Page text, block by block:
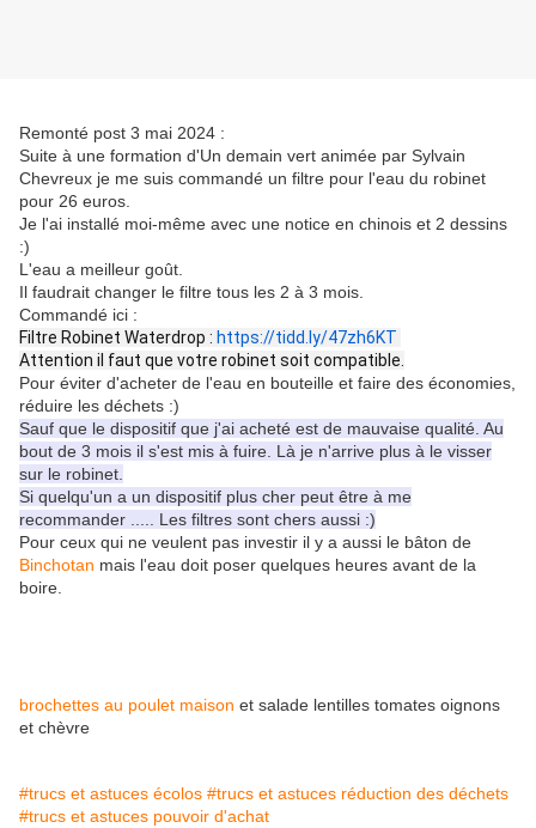
Remonté post 3 mai 2024 :
Suite à une formation d'Un demain vert animée par Sylvain
Chevreux je me suis commandé un filtre pour l'eau du robinet
pour 26 euros.
Je l'ai installé moi-même avec une notice en chinois et 2 dessins
:)
L'eau a meilleur goût.
Il faudrait changer le filtre tous les 2 à 3 mois.
Commandé ici :
Filtre Robinet Waterdrop : https://tidd.ly/47zh6KT
Attention il faut que votre robinet soit compatible.
Pour éviter d'acheter de l'eau en bouteille et faire des économies,
réduire les déchets :)
Sauf que le dispositif que j'ai acheté est de mauvaise qualité. Au
bout de 3 mois il s'est mis à fuire. Là je n'arrive plus à le visser
sur le robinet.
Si quelqu'un a un dispositif plus cher peut être à me
recommander ..... Les filtres sont chers aussi :)
Pour ceux qui ne veulent pas investir il y a aussi le bâton de
Binchotan mais l'eau doit poser quelques heures avant de la
boire.
brochettes au poulet maison et salade lentilles tomates oignons
et chèvre
#trucs et astuces écolos #trucs et astuces réduction des déchets
#trucs et astuces pouvoir d'achat